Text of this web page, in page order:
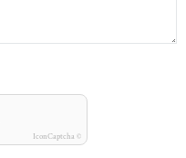
IconCaptcha ©